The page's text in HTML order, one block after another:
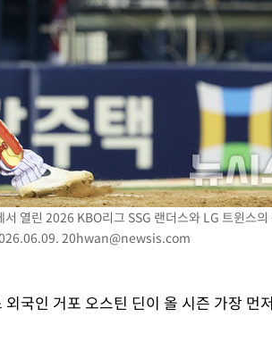
임 3
인
열린 2026 KBO리그 SSG 랜더스와 LG 트윈스
20hwan@newsis.com
국인 거포 오스틴 딘이 올 시즌 가장 먼
1
황기
산 잃
2
정
었
3
정
4 최